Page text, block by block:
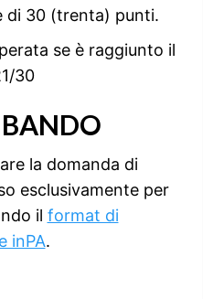
di 30 (trenta) punti.
se è raggiunto il
30
la domanda di
esclusivamente per
il format di
inPA.